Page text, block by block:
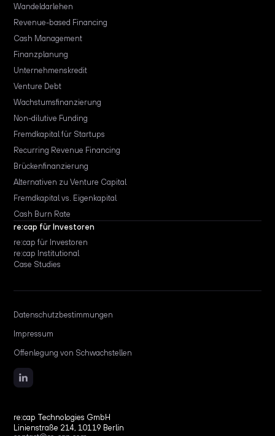
Wandeldarlehen
Revenue-based Financing
Cash Management
Finanzplanung
Unternehmenskredit
Venture Debt
Wachstumsfinanzierung
Non-dilutive Funding
Fremdkapital für Startups
Recurring Revenue Financing
Brückenfinanzierung
Alternativen zu Venture Capital
Fremdkapital vs. Eigenkapital
Cash Burn Rate
re:cap für Investoren
re:cap für Investoren
re:cap Institutional
Case Studies
re:cap Technologies GmbH
Linienstraße 214, 10119 Berlin
Datenschutzbestimmungen
Impressum
Offenlegung von Schwachstellen